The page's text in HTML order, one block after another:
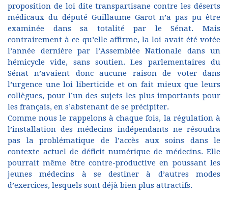
proposition de loi dite transpartisane contre les déserts
médicaux du député Guillaume Garot n’a pas pu être
examinée dans sa totalité par le Sénat. Mais
contrairement à ce qu’elle affirme, la loi avait été votée
l’année dernière par l’Assemblée Nationale dans un
hémicycle vide, sans soutien. Les parlementaires du
Sénat n’avaient donc aucune raison de voter dans
l’urgence une loi liberticide et on fait mieux que leurs
collègues, pour l’un des sujets les plus importants pour
les français, en s’abstenant de se précipiter.
Comme nous le rappelons à chaque fois, la régulation à
l’installation des médecins indépendants ne résoudra
pas la problématique de l’accès aux soins dans le
contexte actuel de déficit numérique de médecins. Elle
pourrait même être contre-productive en poussant les
jeunes médecins à se destiner à d’autres modes
d’exercices, lesquels sont déjà bien plus attractifs.